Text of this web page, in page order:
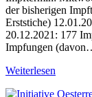
der bisherigen
Erststiche)
20.12.2021: 177
Impfungen
Weiterlesen